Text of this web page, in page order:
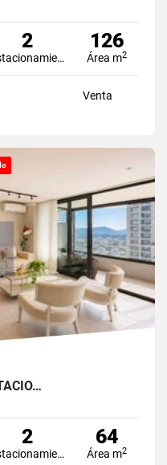
2
Estacionamiento
126
Área m2
Venta
2
Estacionamiento
64
Área m2